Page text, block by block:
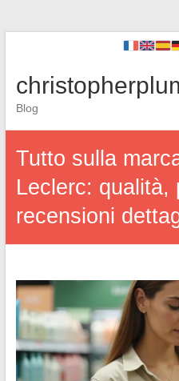
Blog
Tutto sulla
Leclerc: qualità,
recensioni